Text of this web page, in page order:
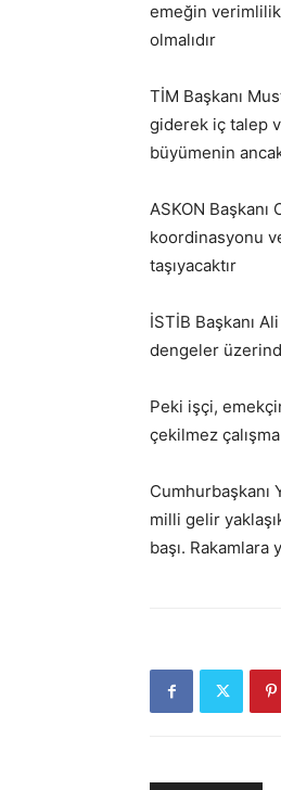
emeğin
olmalıdır
TİM Başkanı
giderek iç talep
büyümenin
ASKON
koordinasyonu
taşıyacaktır
İSTİB Başkanı
dengeler
Peki işçi,
çekilmez
Cumhurbaşkanı
milli gelir
başı.